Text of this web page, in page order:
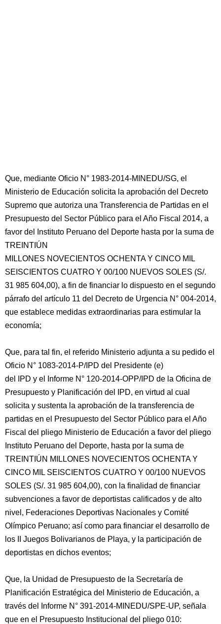
Que, mediante Oficio N° 1983-2014-MINEDU/SG, el
Ministerio de Educación solicita la aprobación del Decreto
Supremo que autoriza una Transferencia de Partidas en el
Presupuesto del Sector Público para el Año Fiscal 2014, a
favor del Instituto Peruano del Deporte hasta por la suma de
TREINTIÚN
MILLONES NOVECIENTOS OCHENTA Y CINCO MIL
SEISCIENTOS CUATRO Y 00/100 NUEVOS SOLES (S/.
31 985 604,00), a fin de financiar lo dispuesto en el segundo
párrafo del artículo 11 del Decreto de Urgencia N° 004-2014,
que establece medidas extraordinarias para estimular la
economía;
Que, para tal fin, el referido Ministerio adjunta a su pedido el
Oficio N° 1083-2014-P/IPD del Presidente (e)
del IPD y el Informe N° 120-2014-OPP/IPD de la Oficina de
Presupuesto y Planificación del IPD, en virtud al cual
solicita y sustenta la aprobación de la transferencia de
partidas en el Presupuesto del Sector Público para el Año
Fiscal del pliego Ministerio de Educación a favor del pliego
Instituto Peruano del Deporte, hasta por la suma de
TREINTIÚN MILLONES NOVECIENTOS OCHENTA Y
CINCO MIL SEISCIENTOS CUATRO Y 00/100 NUEVOS
SOLES (S/. 31 985 604,00), con la finalidad de financiar
subvenciones a favor de deportistas calificados y de alto
nivel, Federaciones Deportivas Nacionales y Comité
Olímpico Peruano; así como para financiar el desarrollo de
los II Juegos Bolivarianos de Playa, y la participación de
deportistas en dichos eventos;
Que, la Unidad de Presupuesto de la Secretaría de
Planificación Estratégica del Ministerio de Educación, a
través del Informe N° 391-2014-MINEDU/SPE-UP, señala
que en el Presupuesto Institucional del pliego 010: